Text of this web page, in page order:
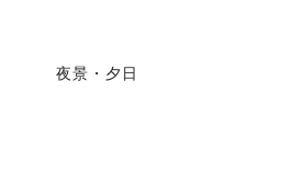
夜景・夕日